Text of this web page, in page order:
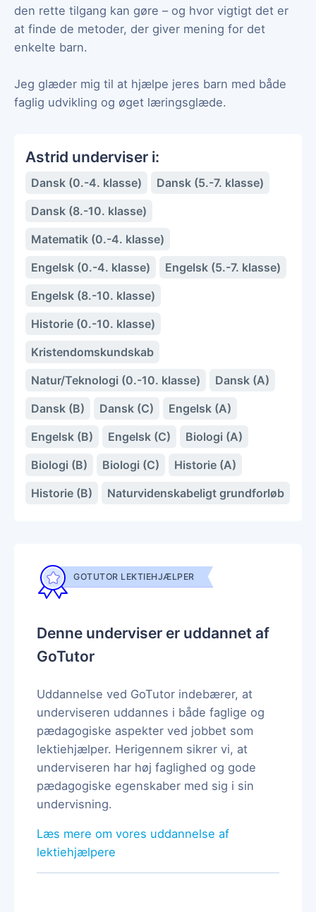
den rette tilgang kan gøre – og hvor vigtigt det er
at finde de metoder, der giver mening for det
enkelte barn.
Jeg glæder mig til at hjælpe jeres barn med både
faglig udvikling og øget læringsglæde.
Astrid underviser i:
Dansk (0.-4. klasse)
Dansk (5.-7. klasse)
Dansk (8.-10. klasse)
Matematik (0.-4. klasse)
Engelsk (0.-4. klasse)
Engelsk (5.-7. klasse)
Engelsk (8.-10. klasse)
Historie (0.-10. klasse)
Kristendomskundskab
Natur/Teknologi (0.-10. klasse)
Dansk (A)
Dansk (B)
Dansk (C)
Engelsk (A)
Engelsk (B)
Engelsk (C)
Biologi (A)
Biologi (B)
Biologi (C)
Historie (A)
Historie (B)
Naturvidenskabeligt grundforløb
GOTUTOR LEKTIEHJÆLPER
Denne underviser er uddannet af
GoTutor
Uddannelse ved GoTutor indebærer, at
underviseren uddannes i både faglige og
pædagogiske aspekter ved jobbet som
lektiehjælper. Herigennem sikrer vi, at
underviseren har høj faglighed og gode
pædagogiske egenskaber med sig i sin
undervisning.
Læs mere om vores uddannelse af
lektiehjælpere